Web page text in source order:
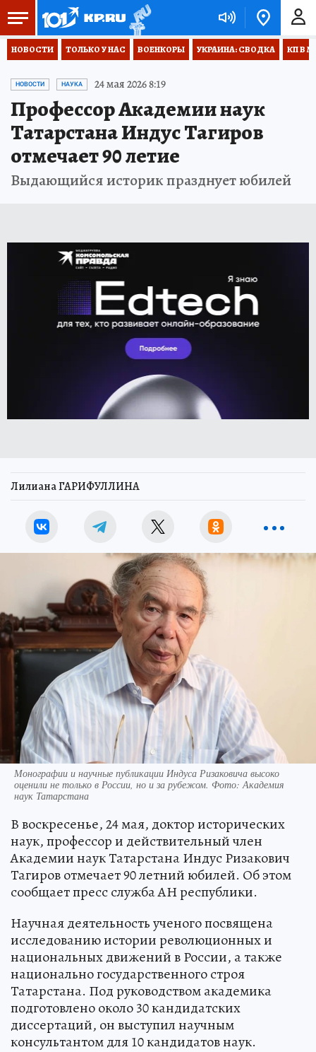
НОВОСТИ ТОЛЬКО У НАС ВОЕНКОРЫ УКРАИНА: СВОДКА КП В
НОВОСТИ НАУКА 24 мая 2026 8:19
Профессор Академии наук
Татарстана Индус Тагиров
отмечает 90 летие
Выдающийся историк празднует юбилей
Лилиана ГАРИФУЛЛИНА
Монографии и научные публикации Индуса Ризаковича высоко
оценили не только в России, но и за рубежом. Фото: Академия
наук Татарстана
В воскресенье, 24 мая, доктор исторических
наук, профессор и действительный член
Академии наук Татарстана Индус Ризакович
Тагиров отмечает 90 летний юбилей. Об этом
сообщает пресс служба АН республики.
Научная деятельность ученого посвящена
исследованию истории революционных и
национальных движений в России, а также
национально государственного строя
Татарстана. Под руководством академика
подготовлено около 30 кандидатских
диссертаций, он выступил научным
консультантом для 10 кандидатов наук.